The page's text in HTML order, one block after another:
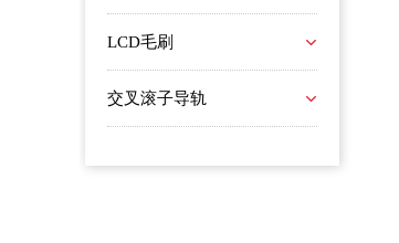
LCD毛刷
交叉滚子导轨